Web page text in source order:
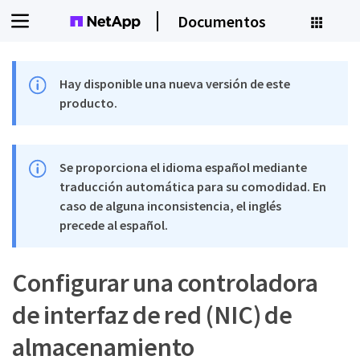
Documentos
Hay disponible una nueva versión de este
producto.
Se proporciona el idioma español mediante
traducción automática para su comodidad. En
caso de alguna inconsistencia, el inglés
precede al español.
Configurar una controladora
de interfaz de red (NIC) de
almacenamiento